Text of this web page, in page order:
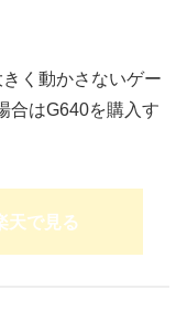
く動かさないゲー
合はG640を購入す
天で見る